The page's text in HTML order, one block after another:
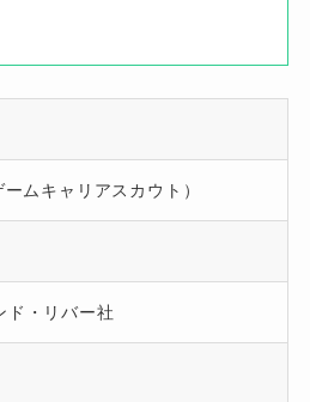
ムキャリアスカウト）
ド・リバー社